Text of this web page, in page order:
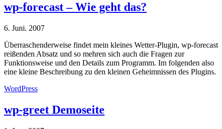
wp-forecast – Wie geht das?
6. Juni. 2007
Überraschenderweise findet mein kleines Wetter-Plugin, wp-forecast
reißenden Absatz und so mehren sich auch die Fragen zur
Funktionsweise und den Details zum Programm. Im folgenden also
eine kleine Beschreibung zu den kleinen Geheimnissen des Plugins.
WordPress
wp-greet Demoseite